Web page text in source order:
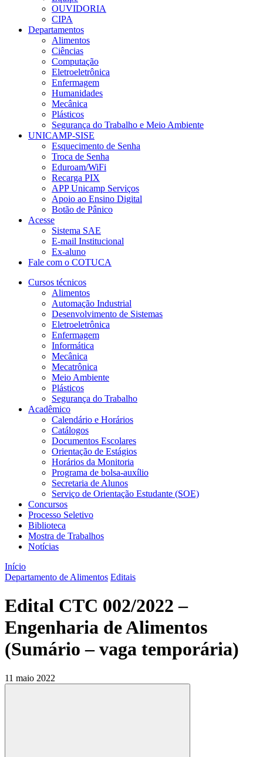
OUVIDORIA
CIPA
Departamentos
Alimentos
Ciências
Computação
Eletroeletrônica
Enfermagem
Humanidades
Mecânica
Plásticos
Segurança do Trabalho e Meio Ambiente
UNICAMP-SISE
Esquecimento de Senha
Troca de Senha
Eduroam/WiFi
Recarga PIX
APP Unicamp Serviços
Apoio ao Ensino Digital
Botão de Pânico
Acesse
Sistema SAE
E-mail Institucional
Ex-aluno
Fale com o COTUCA
Cursos técnicos
Alimentos
Automação Industrial
Desenvolvimento de Sistemas
Eletroeletrônica
Enfermagem
Informática
Mecânica
Mecatrônica
Meio Ambiente
Plásticos
Segurança do Trabalho
Acadêmico
Calendário e Horários
Catálogos
Documentos Escolares
Orientação de Estágios
Horários da Monitoria
Programa de bolsa-auxílio
Secretaria de Alunos
Serviço de Orientação Estudante (SOE)
Concursos
Processo Seletivo
Biblioteca
Mostra de Trabalhos
Notícias
Início
Departamento de Alimentos Editais
Edital CTC 002/2022 –
Engenharia de Alimentos
(Sumário – vaga temporária)
11 maio 2022